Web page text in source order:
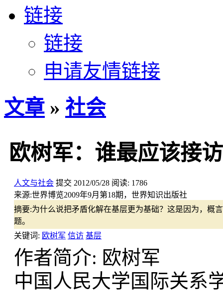
链接
链接
申请友情链接
文章 » 社会
欧树军：谁最应该接访
人文与社会 提交 2012/05/28 阅读: 1786
来源:世界博览2009年9月第18期，世界知识出版社
摘要:为什么说把矛盾化解在基层更为基础？这是因为，概
题。
关键词: 欧树军 信访 基层
作者简介: 欧树军
中国人民大学国际关系